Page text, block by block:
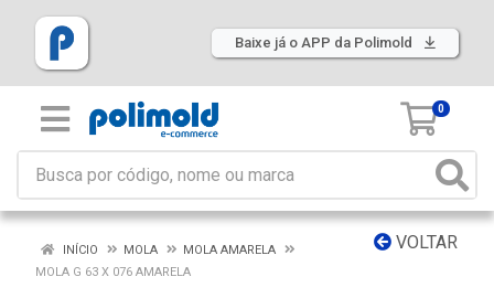
Baixe já o APP da Polimold
0
VOLTAR
INÍCIO MOLA
MOLA AMARELA
MOLA G 63 X 076 AMARELA